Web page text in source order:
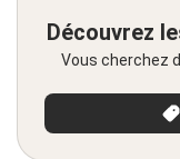
Découvrez
Vous cherchez